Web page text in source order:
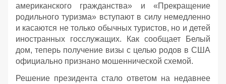
американского гражданства» и «Прекращение
родильного туризма» вступают в силу немедленно
и касаются не только обычных туристов, но и детей
иностранных госслужащих. Как сообщает Белый
дом, теперь получение визы с целью родов в США
официально признано мошеннической схемой.
Решение президента стало ответом на недавнее